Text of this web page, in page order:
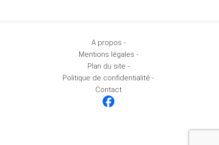
A propos -
Mentions légales -
Plan du site -
Politique de confidentialité -
Contact